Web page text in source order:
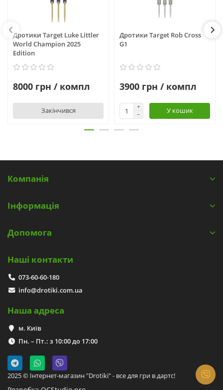
Дротики Target Luke Littler
World Champion 2025
Edition
8000 грн / компл
Закінчився
Дротики Target Rob Cross
G1
3900 грн / компл
У кошик
Компанія
Інформація
Допомога
Наші контакти
073-60-60-180
info@drotiki.com.ua
Наша адреса
м. Київ
Пн. – Пт.: з 10:00 до 17:00
2025 © Інтернет-магазин "Drotiki" - все для гри в дартс!